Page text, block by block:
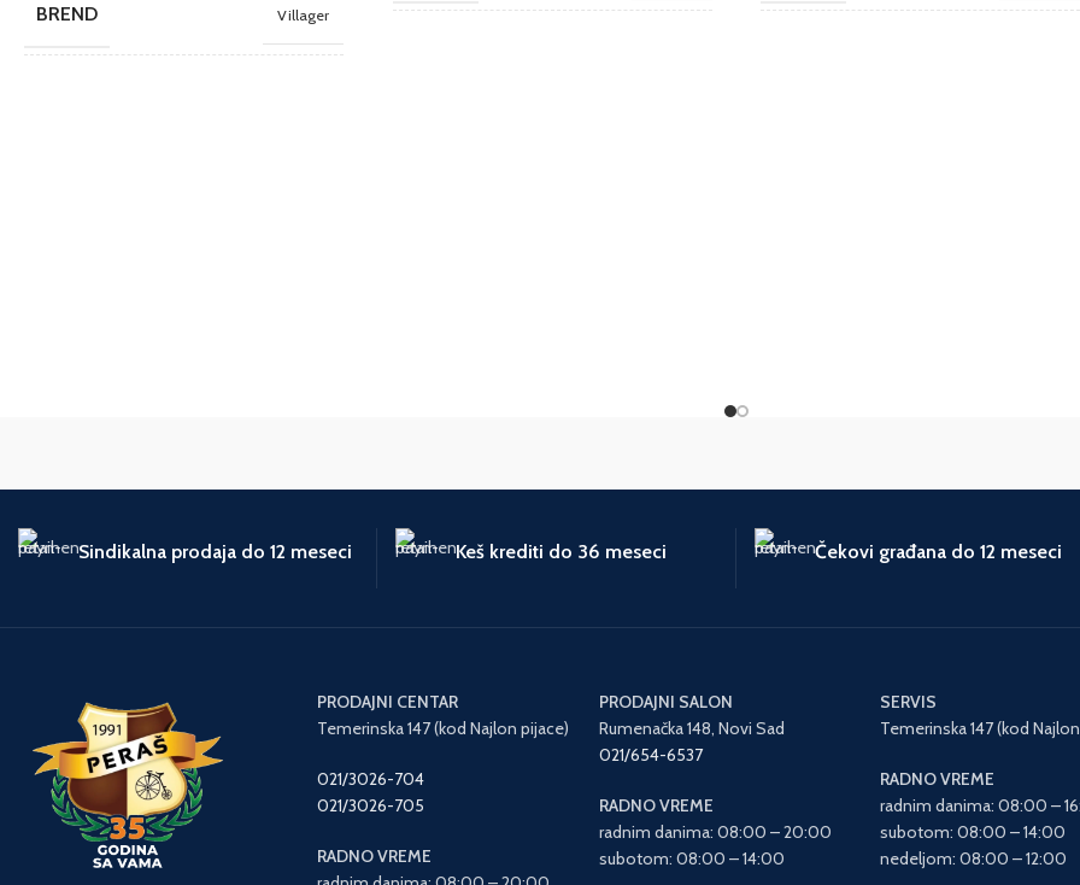
BREND Villager
Sindikalna prodaja do 12 meseci Keš krediti do 36 meseci Čekovi građana do 12 meseci
PRODAJNI CENTAR
Temerinska 147 (kod Najlon pijace)
021/3026-704
021/3026-705
RADNO VREME
PRODAJNI SALON
Rumenačka 148, Novi Sad
021/654-6537
RADNO VREME
radnim danima: 08:00 – 20:00
subotom: 08:00 – 14:00
SERVIS
Temerinska 147 (kod
RADNO VREME
radnim danima: 08:00 –
subotom: 08:00 – 14:00
nedeljom: 08:00 – 12:00